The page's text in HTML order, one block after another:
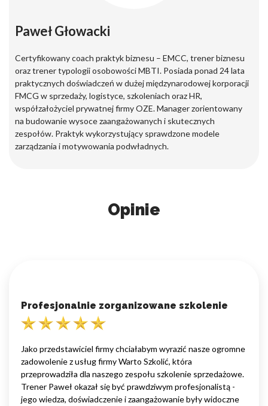
Paweł Głowacki
Certyfikowany coach praktyk biznesu – EMCC, trener biznesu
oraz trener typologii osobowości MBTI. Posiada ponad 24 lata
praktycznych doświadczeń w dużej międzynarodowej korporacji
FMCG w sprzedaży, logistyce, szkoleniach oraz HR,
współzałożyciel prywatnej firmy OZE. Manager zorientowany
na budowanie wysoce zaangażowanych i skutecznych
zespołów. Praktyk wykorzystujący sprawdzone modele
zarządzania i motywowania podwładnych.
Opinie
Profesjonalnie zorganizowane szkolenie
Jako przedstawiciel firmy chciałabym wyrazić nasze ogromne
zadowolenie z usług firmy Warto Szkolić, która
przeprowadziła dla naszego zespołu szkolenie sprzedażowe.
Trener Paweł okazał się być prawdziwym profesjonalistą -
jego wiedza, doświadczenie i zaangażowanie były widoczne